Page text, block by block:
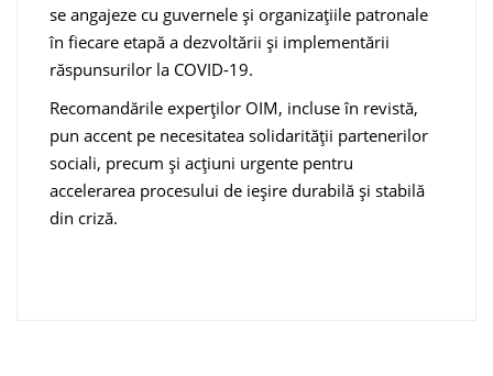
se angajeze cu guvernele și organizațiile patronale
în fiecare etapă a dezvoltării și implementării
răspunsurilor la COVID-19.
Recomandările experților OIM, incluse în revistă,
pun accent pe necesitatea solidarității partenerilor
sociali, precum și acțiuni urgente pentru
accelerarea procesului de ieșire durabilă și stabilă
din criză.